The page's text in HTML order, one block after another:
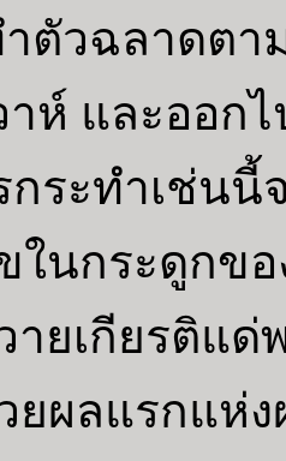
ตัวฉลาดตา
าห์ และออก
ะทำเช่นนี้จ
ในกระดูกข
ยเกียรติแด่
ยผลแรกแห่